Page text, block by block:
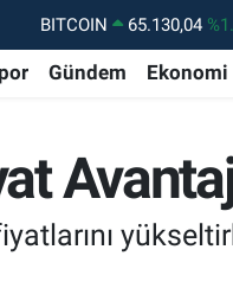
DOLAR 47,7106
EURO
55,1652 %0.27
GRAM ALTIN
6618.49
BİST100
13.773 %-
Gündem Ekonomi